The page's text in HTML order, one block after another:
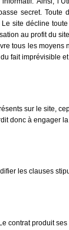
secret.
site décline
au profit du
tous les
fait imprévisible
sur le site,
donc à
les clauses
contrat produit